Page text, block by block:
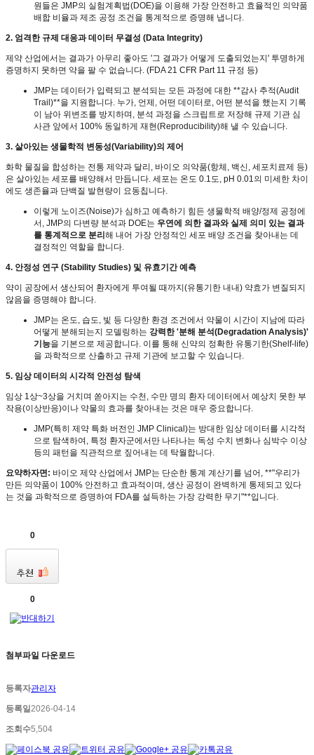
원들은 JMP의 실험계획법(DOE)을 이용해 가장 안전하고 효율적인 의약품
배합 비율과 제조 공정 조건을 통계적으로 증명해 냅니다.
2. 엄격한 규제 대응과 데이터 무결성 (Data Integrity)
제약 산업에서는 결과가 아무리 좋아도 '그 결과가 어떻게 도출되었는지 ' 투명하게
증명하지 못하면 약을 팔 수 없습니다. (FDA 21 CFR Part 11 규정 등)
JMP는 데이터가 입력되고 분석되는 모든 과정에 대한 **감사 추적(Audit
Trail)**을 지원합니다. 누가, 언제 , 어떤 데이터로, 어떤 분석을 했는지 기록
이 남아 위변조를 방지하며 , 분석 과정을 스크립트로 저장해 규제 기관 심
사관 앞에서 100% 동일하게 재현(Reproducibility)해 낼 수 있습니다.
3. 살아있는 생물학적 변동성(Variability)의 제어
화학 물질을 합성하는 전통 제약과 달리 , 바이오 의약품(항체 , 백신, 세포치료제 등)
은 살아있는 세포를 배양해서 만듭니다. 세포는 온도 0.1도, pH 0.01의 미세한 차이
에도 생존율과 단백질 발현량이 요동칩니다.
이렇게 노이즈(Noise)가 심하고 예측하기 힘든 생물학적 배양/정제 공정에
서 , JMP의 다변량 분석과 DOE는 우연에 의한 결과와 실제 의미 있는 결과
를 통계적으로 분리 해 내어 가장 안정적인 세포 배양 조건을 찾아내는 데
결정적인 역할을 합니다.
4. 안정성 연구 (Stability Studies) 및 유효기간 예측
약이 공장에서 생산되어 환자에게 투여될 때까지 (유통기한 내내) 약효가 변질되지
않음을 증명해야 합니다.
JMP는 온도, 습도, 빛 등 다양한 환경 조건에서 약물이 시간이 지남에 따라
어떻게 분해되는지 모델링하는 강력한'분해 분석(Degradation Analysis)'
기능을 기본으로 제공합니다. 이를 통해 신약의 정확한 유통기한(Shelf-life)
을 과학적으로 산출하고 규제 기관에 보고할 수 있습니다.
5. 임상 데이터의 시각적 안전성 탐색
임상 1상~3상을 거치며 쏟아지는 수천 , 수만 명의 환자 데이터에서 예상치 못한 부
작용(이상반응)이나 약물의 효과를 찾아내는 것은 매우 중요합니다.
JMP(특히 제약 특화 버전인 JMP Clinical)는 방대한 임상 데이터를 시각적
으로 탐색하여 , 특정 환자군에서만 나타나는 독성 수치 변화나 심박수 이상
등의 패턴을 직관적으로 짚어내는 데 탁월합니다.
요약하자면: 바이오 제약 산업에서 JMP는 단순한 통계 계산기를 넘어 , **"우리가
만든 의약품이
100% 안전하고 효과적이며 , 생산 공정이 완벽하게 통제되고 있다
는 것을 과학적으로 증명하여 FDA를 설득하는 가장 강력한 무기 "**입니다.
0
0
첨부파일 다운로드
등록자관리자
등록일2026-04-14
조회수5,504